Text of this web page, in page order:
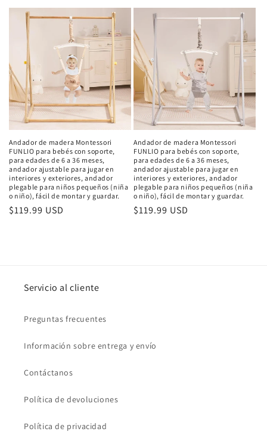
habitual
Andador de madera Montessori
FUNLIO para bebés con soporte,
para edades de 6 a 36 meses,
andador ajustable para jugar en
interiores y exteriores, andador
plegable para niños pequeños (niña
o niño), fácil de montar y guardar.
Precio
$119.99 USD
Andador de madera Montessori
FUNLIO para bebés con soporte,
para edades de 6 a 36 meses,
andador ajustable para jugar en
interiores y exteriores, andador
plegable para niños pequeños (niña
o niño), fácil de montar y guardar.
Precio
$119.99 USD
Servicio al cliente
Preguntas frecuentes
Información sobre entrega y envío
Contáctanos
Política de devoluciones
Política de privacidad